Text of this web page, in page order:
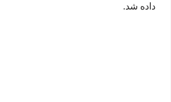
داده شد.